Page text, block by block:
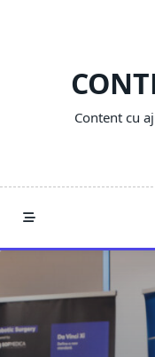
Content cu